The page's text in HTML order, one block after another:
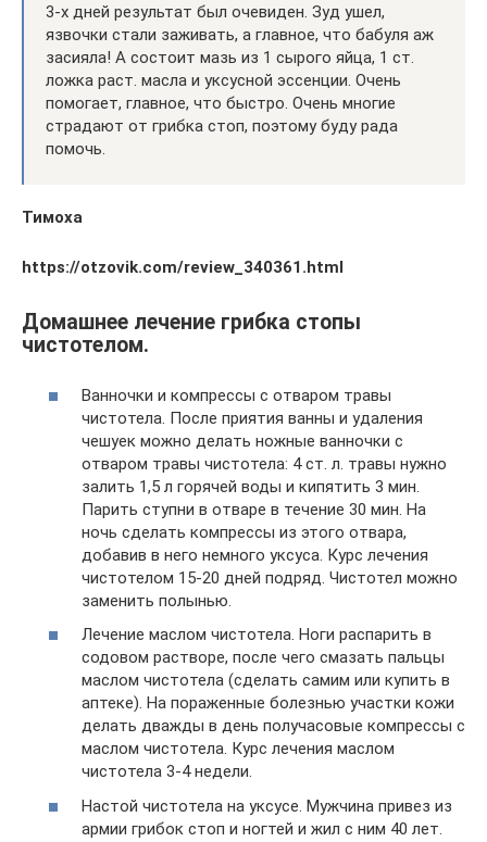
3-х дней результат был очевиден. Зуд ушел,
язвочки стали заживать, а главное, что бабуля аж
засияла! А состоит мазь из 1 сырого яйца, 1 ст.
ложка раст. масла и уксусной эссенции. Очень
помогает, главное, что быстро. Очень многие
страдают от грибка стоп, поэтому буду рада
помочь.
Тимоха
https://otzovik.com/review_340361.html
Домашнее лечение грибка стопы
чистотелом.
Ванночки и компрессы с отваром травы
чистотела. После приятия ванны и удаления
чешуек можно делать ножные ванночки с
отваром травы чистотела: 4 ст. л. травы нужно
залить 1,5 л горячей воды и кипятить 3 мин.
Парить ступни в отваре в течение 30 мин. На
ночь сделать компрессы из этого отвара,
добавив в него немного уксуса. Курс лечения
чистотелом 15-20 дней подряд. Чистотел можно
заменить полынью.
Лечение маслом чистотела. Ноги распарить в
содовом растворе, после чего смазать пальцы
маслом чистотела (сделать самим или купить в
аптеке). На пораженные болезнью участки кожи
делать дважды в день получасовые компрессы с
маслом чистотела. Курс лечения маслом
чистотела 3-4 недели.
Настой чистотела на уксусе. Мужчина привез из
армии грибок стоп и ногтей и жил с ним 40 лет.